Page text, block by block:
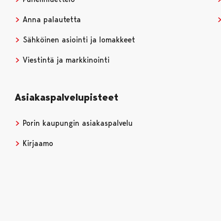
Anna palautetta
Sähköinen asiointi ja lomakkeet
Viestintä ja markkinointi
Asiakaspalvelupisteet
Porin kaupungin asiakaspalvelu
Kirjaamo